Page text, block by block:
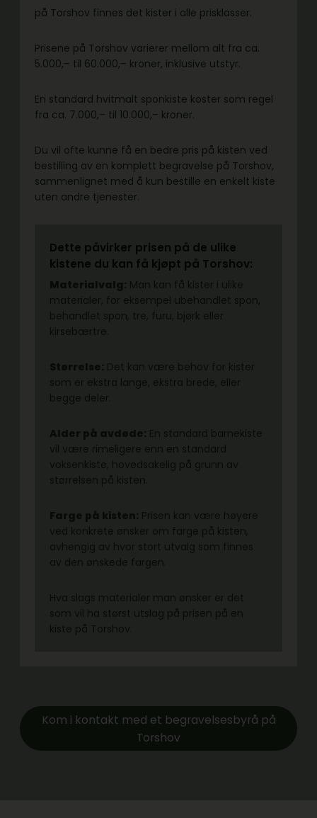
på Torshov finnes det kister i alle prisklasser.
Prisene på Torshov varierer mellom alt fra ca.
5.000,– til 60.000,– kroner, inklusive utstyr.
En standard hvitmalt sponkiste koster som regel
fra ca. 7.000,– til 10.000,– kroner.
Du vil ofte kunne få en bedre pris på kisten ved
bestilling av en komplett begravelse på Torshov,
sammenlignet med å kun bestille en enkelt kiste
uten andre tjenester.
Dette påvirker prisen på de ulike
kistene du kan få kjøpt på Torshov:
Kom i kontakt med et begravelsesbyrå på
Torshov